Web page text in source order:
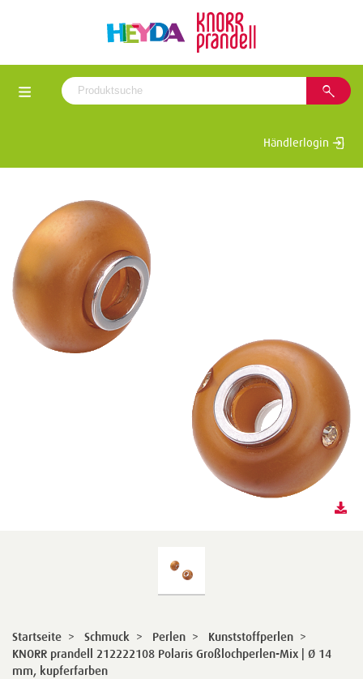
Händlerlogin
Startseite > Schmuck > Perlen > Kunststoffperlen >
KNORR prandell 212222108 Polaris Großlochperlen-Mix | Ø 14
mm, kupferfarben